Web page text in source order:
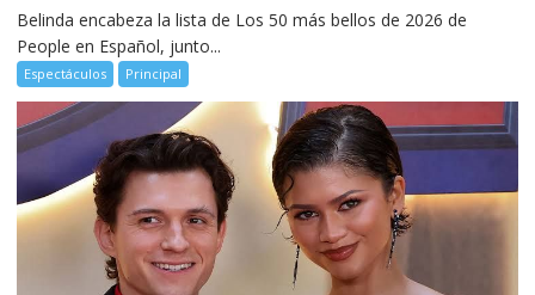
Belinda encabeza la lista de Los 50 más bellos de 2026 de
People en Español, junto...
Espectáculos Principal